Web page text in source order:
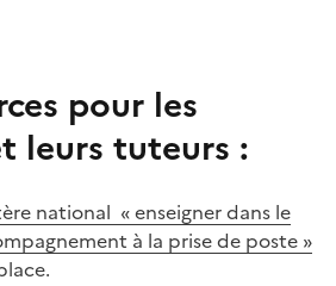
pour les
leurs tuteurs :
national « enseigner dans le
à la prise de poste »